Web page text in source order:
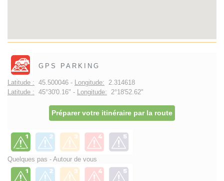
GPS PARKING
Latitude : 45.500046 - Longitude: 2.314618
Latitude : 45°30'0.16" - Longitude: 2°18'52.62"
Préparer votre itinéraire par la route
Quelques pas - Autour de vous